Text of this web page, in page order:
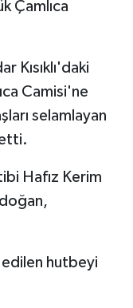
Çamlıca
Kısıklı'daki
Camisi'ne
selamlayan
Hafız Kerim
edilen hutbeyi